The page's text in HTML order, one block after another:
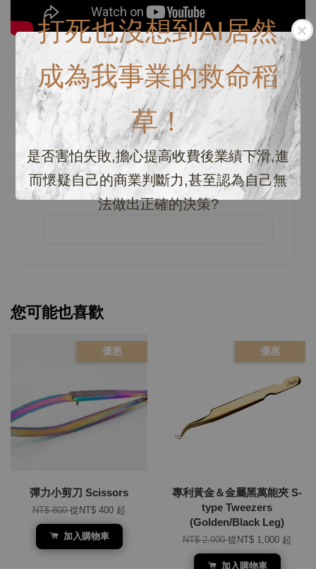
打死也沒想到AI居然
成為我事業的救命稻
草！
是否害怕失敗,擔心提高收費後業績下滑,進
而懷疑自己的商業判斷力,甚至認為自己無
法做出正確的決策?
商品評價
0/ 5
總共有0個評價
您可能也喜歡
優惠
彈力小剪刀 Scissors
NT$ 800從 NT$ 400 起
加入購物車
優惠
專利黃金＆金屬黑萬能夾 S-
type Tweezers
(Golden/Black Leg)
NT$ 2,000從 NT$ 1,000 起
加入購物車